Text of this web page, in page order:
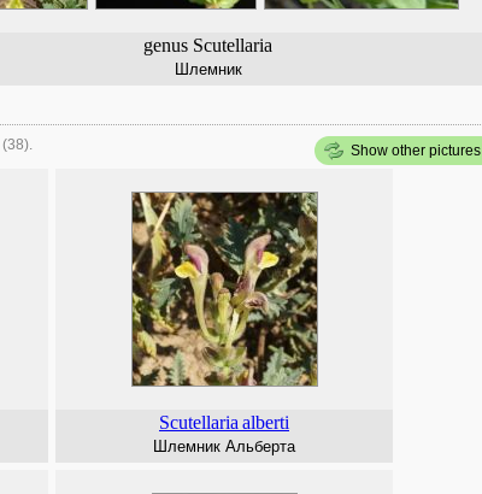
genus Scutellaria
Шлемник
Show other pictures
(38).
Scutellaria alberti
Шлемник Альберта